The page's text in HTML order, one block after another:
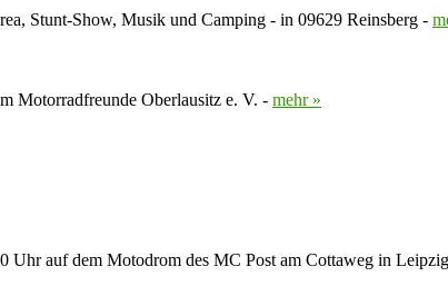
Stunt-Show, Musik und Camping - in 09629 Reinsberg -
Motorradfreunde Oberlausitz e. V. - mehr »
Uhr auf dem Motodrom des MC Post am Cottaweg in